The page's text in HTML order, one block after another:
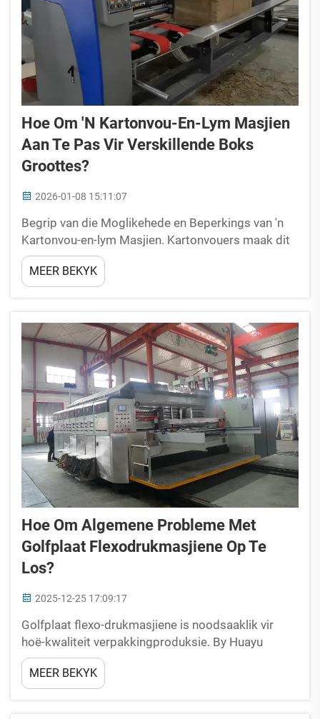
Hoe Om 'n Kartonvou-En-Lym Masjien
Aan Te Pas Vir Verskillende Boks
Groottes?
2026-01-08 15:11:07
Begrip van die Moglikehede en Beperkings van 'n
Kartonvou-en-lym Masjien. Kartonvouers maak dit
beslis vinniger om bokse te maak, alhoewel hulle
fisiese en materiële beperkings het. Die meeste
masjiene werk die beste...
MEER BEKYK
Hoe Om Algemene Probleme Met
Golfplaat Flexodrukmasjiene Op Te
Los?
2025-12-25 17:09:17
Golfplaat flexo-drukmasjiene is noodsaaklik vir
hoë-kwaliteit verpakkingproduksie. By Huayu
Carton Machinery ontwerp ons ons masjiene vir
betroubaarheid en maklike instandhouding. Eersnò
kan selfs die beste toerusting algemene
MEER BEKYK